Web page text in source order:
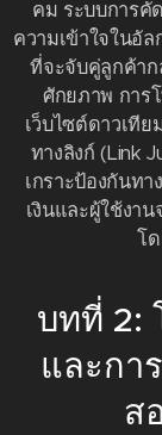
คม ระบบการคั
ความเข้าใจในอั
ที่จะจับคู่ลูกค้าก
ศักยภาพ การ
เว็บไซต์ดาวเที
ทางลิงก์ (Link
เกราะป้องกันท
เงินและผู้ใช้งา
โ
บทที่ 2:
และกา
ส